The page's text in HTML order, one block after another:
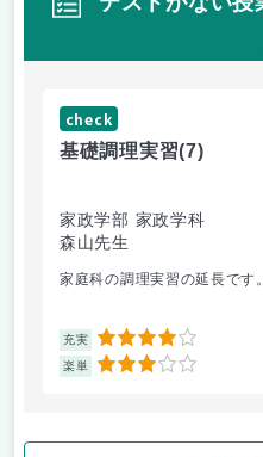
check
基礎調理実習(7)
家政学部 家政学科
森山先生
家庭科の調理実習の延長です
充実 4
楽単 3